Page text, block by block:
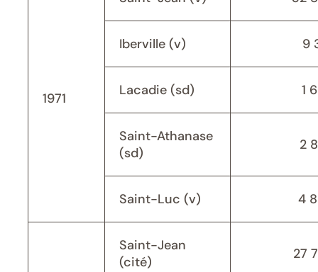
1971
Iberville (v) 9
Lacadie (sd) 1
Saint-Athanase
(sd)
2
Saint-Luc (v) 4
Saint-Jean
(cité)
27